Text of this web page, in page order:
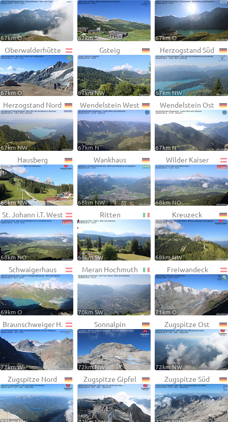
67km O 67km S 67km O
Oberwalderhütte
67km O
Gsteig
67km NW
Herzogstand Süd
67km NW
Herzogstand Nord
67km NW
Wendelstein West
67km N
Wendelstein Ost
67km N
Hausberg
68km NW
Wankhaus
68km NW
Wilder Kaiser
68km NO
St. Johann i.T. West
68km NO
Ritten
68km SW
Kreuzeck
68km NW
Schwaigerhaus
69km O
Meran Hochmuth
70km SW
Freiwandeck
71km O
Braunschweiger H.
72km W
Sonnalpin
72km NW
Zugspitze Ost
72km NW
Zugspitze Nord Zugspitze Gipfel Zugspitze Süd